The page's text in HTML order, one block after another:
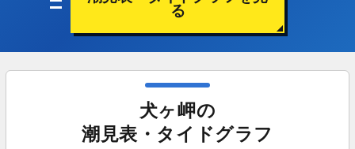
る
犬ヶ岬の
潮見表・タイドグラフ